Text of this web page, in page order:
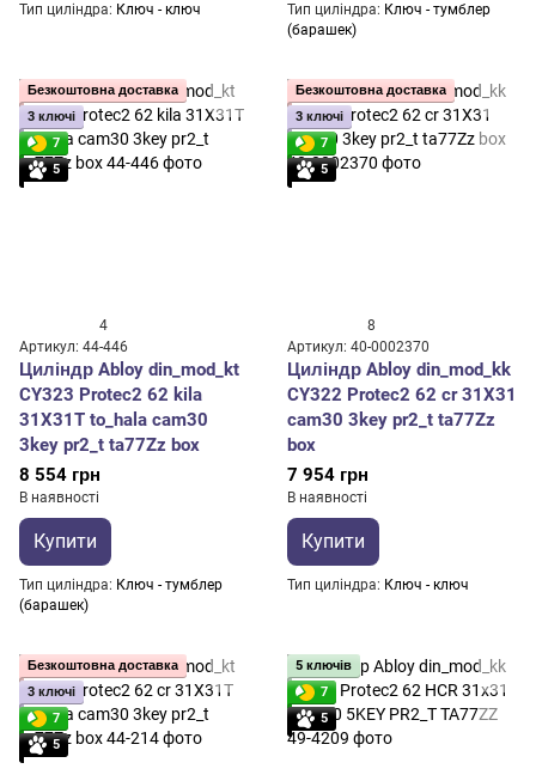
Тип циліндра Ключ - ключ Тип циліндра
Ключ - тумблер
(барашек)
Безкоштовна доставка
3 ключі
7
5
4
Артикул: 44-446
Циліндр Abloy din_mod_kt
CY323 Protec2 62 kila
31X31T to_hala cam30
3key pr2_t ta77Zz box
8 554 грн
В наявності
Купити
Тип циліндра
Ключ - тумблер
(барашек)
Безкоштовна доставка
3 ключі
7
5
8
Артикул: 40-0002370
Циліндр Abloy din_mod_kk
CY322 Protec2 62 cr 31X31
cam30 3key pr2_t ta77Zz
box
7 954 грн
В наявності
Купити
Тип циліндра Ключ - ключ
Безкоштовна доставка
3 ключі
7
5
5 ключів
7
5